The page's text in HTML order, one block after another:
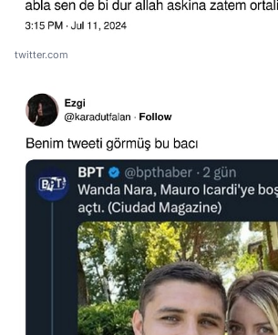
twitter.com